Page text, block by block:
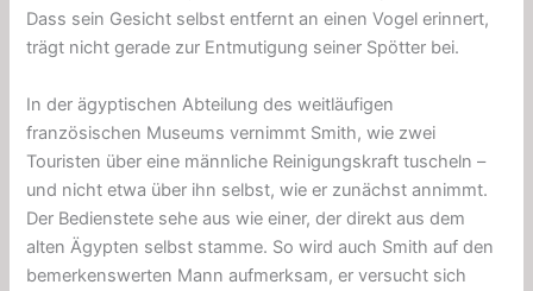
Dass sein Gesicht selbst entfernt an einen Vogel erinnert,
trägt nicht gerade zur Entmutigung seiner Spötter bei.
In der ägyptischen Abteilung des weitläufigen
französischen Museums vernimmt Smith, wie zwei
Touristen über eine männliche Reinigungskraft tuscheln –
und nicht etwa über ihn selbst, wie er zunächst annimmt.
Der Bedienstete sehe aus wie einer, der direkt aus dem
alten Ägypten selbst stamme. So wird auch Smith auf den
bemerkenswerten Mann aufmerksam, er versucht sich